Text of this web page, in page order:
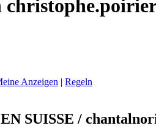
Anzeigen | Regeln
SUISSE /